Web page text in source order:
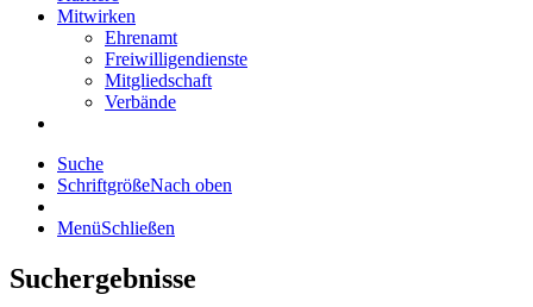
Mitwirken
Ehrenamt
Freiwilligendienste
Mitgliedschaft
Verbände
Suche
SchriftgrößeNach oben
MenüSchließen
Suchergebnisse